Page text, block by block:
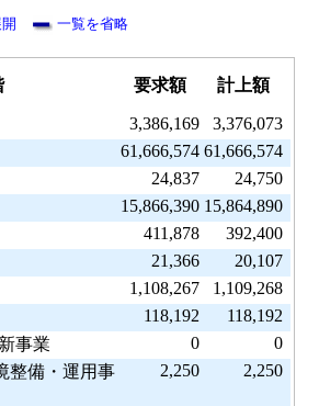
一覧を省略
要求額 計上額
3,386,169
3,376,073
61,666,574 61,666,574
24,837
24,750
15,866,390 15,864,890
411,878
392,400
21,366
20,107
1,108,267
1,109,268
118,192
118,192
事業
0
0
整備・運用事
2,250 2,250